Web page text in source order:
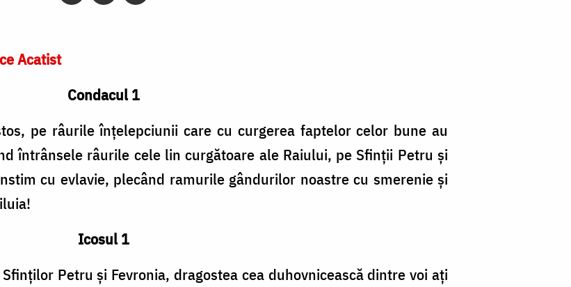
Acatist
Condacul 1
pe râurile înţelepciunii care cu curgerea faptelor celor bune au
întrânsele râurile cele lin curgătoare ale Raiului, pe Sfinţii Petru şi
cu evlavie, plecând ramurile gândurilor noastre cu smerenie şi
Icosul 1
Petru şi Fevronia, dragostea cea duhovnicească dintre voi aţi